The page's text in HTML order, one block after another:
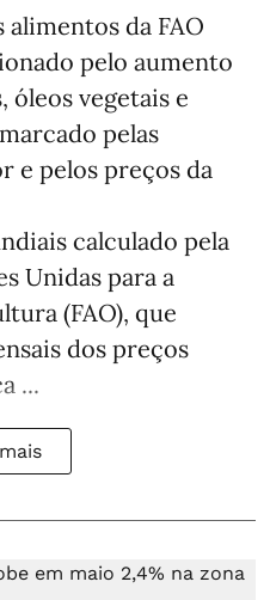
da FAO
pelo aumento
óleos vegetais e
pelas
e pelos preços da
calculado pela
Unidas para a
(FAO), que
dos preços
...